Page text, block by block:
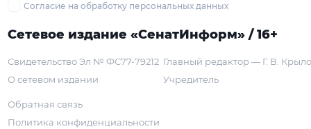
Согласие на обработку персональных данных
Сетевое издание «СенатИнформ» / 16+
Свидетельство Эл № ФС77-79212
О сетевом издании
Главный редактор — Г. В.
Учредитель
Обратная связь
Политика конфиденциальности